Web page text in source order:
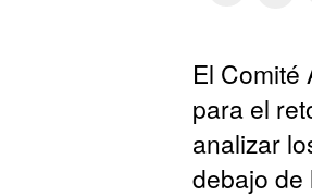
El Comité
para el
analizar
debajo de